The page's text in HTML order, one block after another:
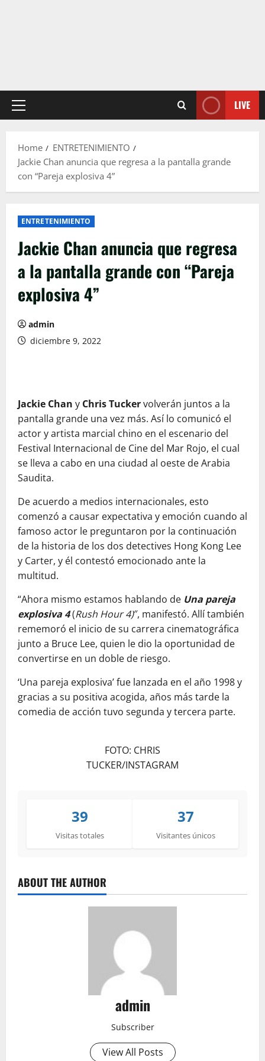
Primary
LIVE
Home
ENTRETENIMIENTO
Jackie Chan anuncia que regresa a la pantalla grande
con “Pareja explosiva 4”
ENTRETENIMIENTO
Jackie Chan anuncia que regresa
a la pantalla grande con “Pareja
explosiva 4”
admin
diciembre 9, 2022
Jackie Chan y Chris Tuckervolverán juntos a la
pantalla grande una vez más. Así lo comunicó el
actor y artista marcial chino en el escenario del
Festival Internacional de Cine del Mar Rojo, el cual
se lleva a cabo en una ciudad al oeste de Arabia
Saudita.
De acuerdo a medios internacionales, esto
comenzó a causar expectativa y emoción cuando al
famoso actor le preguntaron por la continuación
de la historia de los dos detectives Hong Kong Lee
y Carter, y él contestó emocionado ante la
multitud.
“Ahora mismo estamos hablando de Una pareja
explosiva 4(Rush Hour 4)″, manifestó. Allí también
rememoró el inicio de su carrera cinematográfica
junto a Bruce Lee, quien le dio la oportunidad de
convertirse en un doble de riesgo.
‘Una pareja explosiva’ fue lanzada en el año 1998 y
gracias a su positiva acogida, años más tarde la
comedia de acción tuvo segunda y tercera parte.
FOTO: CHRIS
TUCKER/INSTAGRAM
39
Visitas totales
37
Visitantes únicos
ABOUT THE AUTHOR
admin
Subscriber
View All Posts